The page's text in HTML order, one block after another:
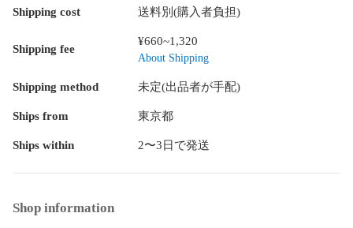
商品には値札ラベルや管理シール、海外出荷向け、国内輸入
に伴うシールが貼りついている場合もございます。
未開封(メーカー検品によるテープの多重貼りを含む)商品の内
容不備、動作不良につきましては保証対象外です。
開封品の内、音声や発光等の機能を有する商品に関しては動
作確認済で、動作不良がある場合は商品状態に表記をしてお
ります。電化製品や精密機器に関しては動作確認は行ってお
りません。
電池やはがき、チラシ等の商品の性質に影響しない付属品は
付属しない場合がございます。
Shipping cost 送料別(購入者負担)
Shipping fee
¥660~1,320
About Shipping
Shipping method 未定(出品者が手配)
Ships from 東京都
Ships within 2〜3日で発送
Shop information